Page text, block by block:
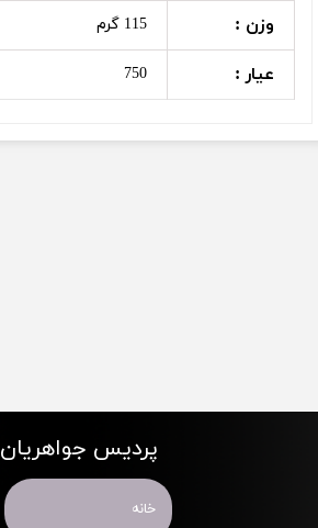
وزن : 115 گرم
عیار : 750
پردیس جواهریان
خانه